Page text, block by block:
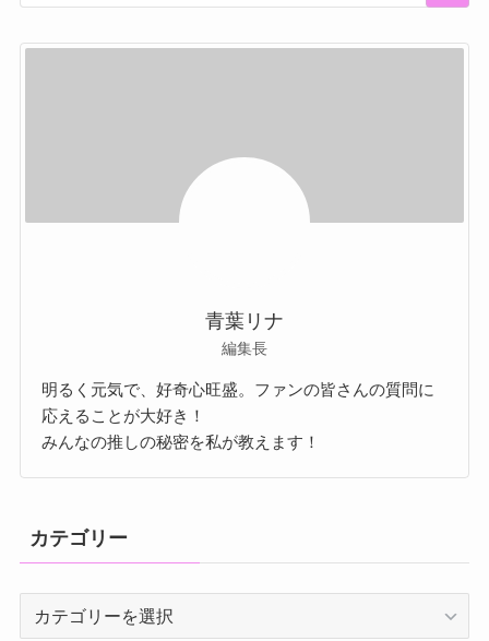
青葉リナ
編集長
明るく元気で、好奇心旺盛。ファンの皆さんの質問に
応えることが大好き！
みんなの推しの秘密を私が教えます！
カテゴリー